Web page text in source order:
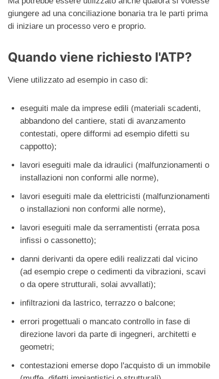
giungere ad una conciliazione bonaria tra le parti prima
di iniziare un processo vero e proprio.
Quando viene richiesto l'ATP?
Viene utilizzato ad esempio in caso di:
eseguiti male da imprese edili (materiali scadenti,
abbandono del cantiere, stati di avanzamento
contestati, opere difformi ad esempio difetti su
cappotto);
lavori eseguiti male da idraulici (malfunzionamenti o
installazioni non conformi alle norme),
lavori eseguiti male da elettricisti (malfunzionamenti
o installazioni non conformi alle norme),
lavori eseguiti male da serramentisti (errata posa
infissi o cassonetto);
danni derivanti da opere edili realizzati dal vicino
(ad esempio crepe o cedimenti da vibrazioni, scavi
o da opere strutturali, solai avvallati);
infiltrazioni da lastrico, terrazzo o balcone;
errori progettuali o mancato controllo in fase di
direzione lavori da parte di ingegneri, architetti e
geometri;
contestazioni emerse dopo l'acquisto di un immobile